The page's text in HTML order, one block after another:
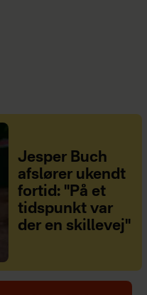
Jesper Buch
afslører ukendt
fortid: "På et
tidspunkt var
der en skillevej"